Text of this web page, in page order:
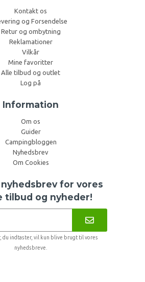
Kontakt os
og Forsendelse
Retur og ombytning
Reklamationer
Vilkår
Mine favoritter
Alle tilbud og outlet
Log på
Information
Om os
Guider
Campingbloggen
Nyhedsbrev
Om Cookies
nyhedsbrev for vores
tilbud og nyheder!
du indtaster, vil kun blive brugt til vores
nyhedsbreve.